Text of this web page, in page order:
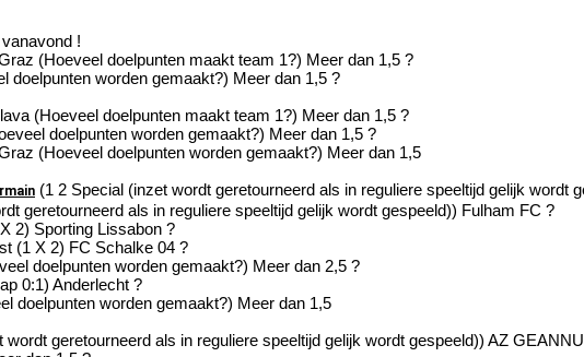
!
(Hoeveel doelpunten maakt team 1?) Meer dan 1,5 ?
doelpunten worden gemaakt?) Meer dan 1,5 ?
(Hoeveel doelpunten maakt team 1?) Meer dan 1,5 ?
doelpunten worden gemaakt?) Meer dan 1,5 ?
(Hoeveel doelpunten worden gemaakt?) Meer dan 1,5
(1 2 Special (inzet wordt geretourneerd als in reguliere speeltijd gelijk wordt
geretourneerd als in reguliere speeltijd gelijk wordt gespeeld)) Fulham FC ?
2) Sporting Lissabon ?
(1 X 2) FC Schalke 04 ?
doelpunten worden gemaakt?) Meer dan 2,5 ?
0:1) Anderlecht ?
doelpunten worden gemaakt?) Meer dan 1,5
geretourneerd als in reguliere speeltijd gelijk wordt gespeeld)) AZ